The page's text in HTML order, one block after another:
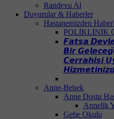
Randevu Al
Duyurular & Haberler
Hastanemizden
POLİKLİNİK
𝙁𝙖𝙩𝙨𝙖
𝘽𝙞𝙧
𝘾𝙚𝙧𝙧𝙖𝙝𝙞𝙨𝙞
Anne-Bebek
Anne Dostu
Annelik
Gebe Okulu